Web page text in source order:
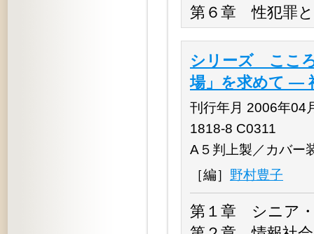
第６章 性犯罪
シリーズ ここ
場」を求めて ―
刊行年月 2006年04
1818-8 C0311
A５判上製／カバー
［編］ 野村豊子
第１章 シニア